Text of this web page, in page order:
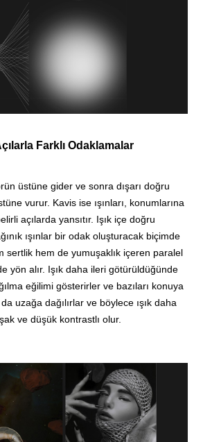
Farklı Odaklamalar
üstüne gider ve sonra dışarı doğru
vurur. Kavis ise ışınları, konumlarına
açılarda yansıtır. Işık içe doğru
ışınlar bir odak oluşturacak biçimde
sertlik hem de yumuşaklık içeren paralel
yön alır. Işık daha ileri götürüldüğünde
eğilimi gösterirler ve bazıları konuya
uzağa dağılırlar ve böylece ışık daha
ve düşük kontrastlı olur.